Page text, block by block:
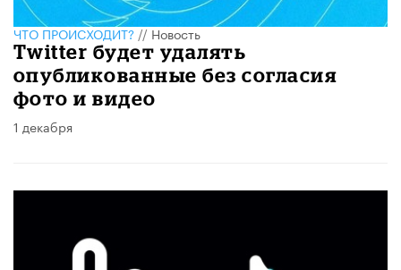
ЧТО ПРОИСХОДИТ?//Новость
Twitter будет удалять
опубликованные без согласия
фото и видео
1 декабря